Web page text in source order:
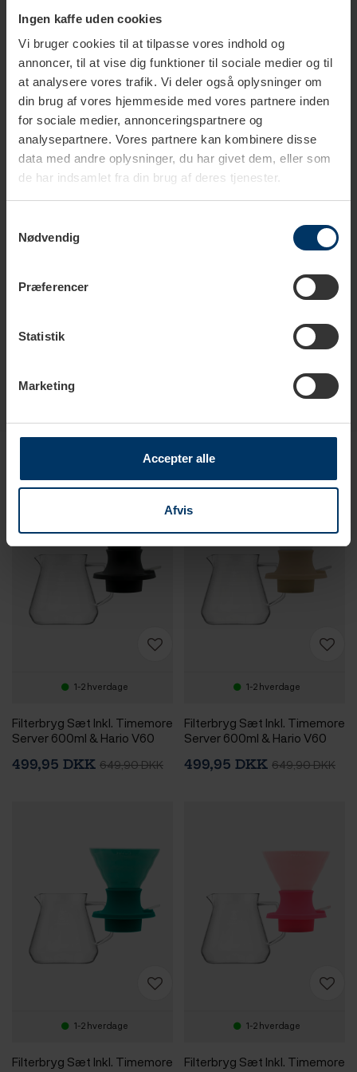
Ingen kaffe uden cookies
Vi bruger cookies til at tilpasse vores indhold og
annoncer, til at vise dig funktioner til sociale medier og til
at analysere vores trafik. Vi deler også oplysninger om
din brug af vores hjemmeside med vores partnere inden
for sociale medier, annonceringspartnere og
analysepartnere. Vores partnere kan kombinere disse
data med andre oplysninger, du har givet dem, eller som
de har indsamlet fra din brug af deres tjenester.
Nødvendig
Præferencer
Statistik
Marketing
Accepter alle
Afvis
kaffen fordeles jævnt
Hæld langsomt varmt vand over kaffen, så den bliver
fugtig (hæld fra midten og udad med cirkulære
bevægelser)
Vent ca 30 sekunder og hæld mere vand over
En brygning tager ca 3 minutter
Den medfølgende måleske kan rumme ca 12g kaffe
Produkter i samme kategori
1-2 hverdage
Filterbryg Sæt Inkl. Timemore
Server 600ml & Hario V60
Keramik 2 Kop. Sort & 100
499,95 DKK 649,90 DKK
1-2 hverdage
Filterbryg Sæt Inkl. Timemore
Server 600ml & Hario V60
Keramik 2 Kop. Jasmin Hvid &
499,95 DKK 649,90 DKK
1-2 hverdage
Filterbryg Sæt Inkl. Timemore
1-2 hverdage
Filterbryg Sæt Inkl. Timemore